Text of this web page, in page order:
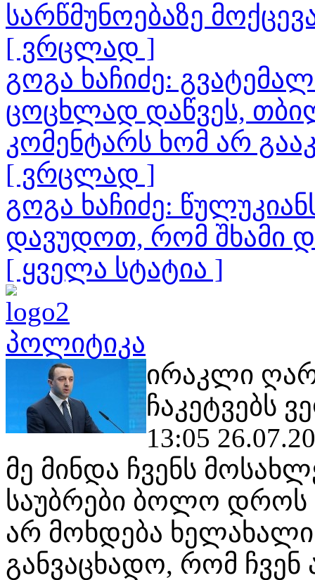
სარწმუნოებაზე
[ ვრცლად ]
გოგა ხაჩიძე:
ცოცხლად დაწვეს,
კომენტარს ხომ არ
[ ვრცლად ]
გოგა ხაჩიძე:
დავუდოთ, რომ შხამი
[ ყველა სტატია ]
პოლიტიკა
ირაკლი
ჩაკეტვებს
13:05
მე მინდა ჩვენს
საუბრები ბოლო დროს
არ მოხდება ხელახალი
განვაცხადო, რომ ჩვენ